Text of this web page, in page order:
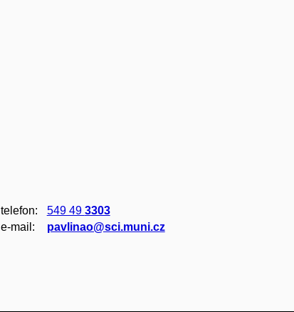
telefon: 549 49 3303
e‑mail:
pavlinao@sci.muni.cz